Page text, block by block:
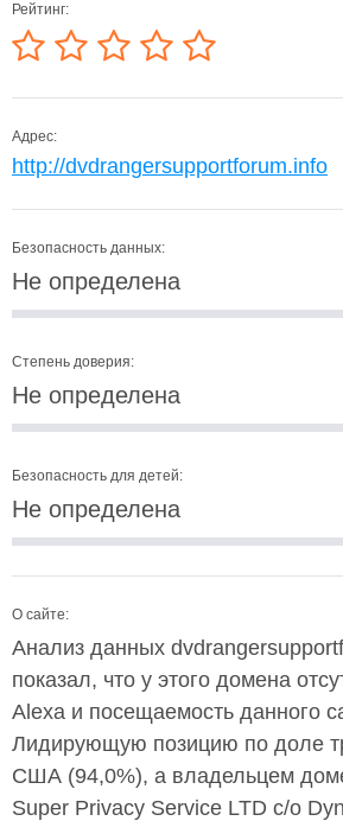
Рейтинг:
Адрес:
http://dvdrangersupportforum.info
Безопасность данных:
Не определена
Степень доверия:
Не определена
Безопасность для детей:
Не определена
О сайте:
Анализ данных
показал, что у этого домена
Alexa и посещаемость данного
Лидирующую позицию по доле
США (94,0%), а владельцем
Super Privacy Service LTD c/o